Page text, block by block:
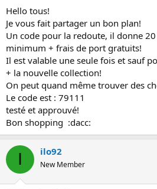
a
d
i
s
c
u
s
s
i
o
n
u
t
Hello tous!
Je vous fait partager un bon plan!
Un code pour la redoute, il donne
minimum + frais de port gratuits!
Il est valable une seule fois et sauf
+ la nouvelle collection!
On peut quand même trouver des
Le code est : 79111
testé et approuvé!
Bon shopping :dacc:
I ilo92
New Member